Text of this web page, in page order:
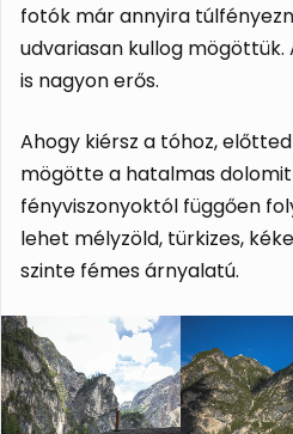
fotók már annyira
udvariasan kullog mögöttük.
is nagyon erős.
Ahogy kiérsz a tóhoz,
mögötte a hatalmas
fényviszonyoktól függően
lehet mélyzöld, türkizes,
szinte fémes árnyalatú.